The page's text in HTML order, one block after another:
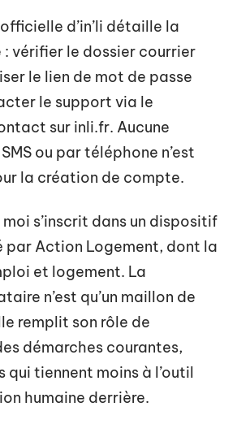
d’in’li détaille la
: vérifier le dossier courrier
le lien de mot de passe
le support via le
sur inli.fr. Aucune
ou par téléphone n’est
la création de compte.
moi s’inscrit dans un dispositif
par Action Logement, dont la
et logement. La
n’est qu’un maillon de
remplit son rôle de
démarches courantes,
qui tiennent moins à l’outil
humaine derrière.